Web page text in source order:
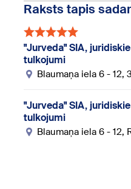
Raksts tapis
"Jurveda" SIA,
tulkojumi
Blaumaņa iela 6 - 12,
"Jurveda" SIA,
tulkojumi
Blaumaņa iela 6 - 12,